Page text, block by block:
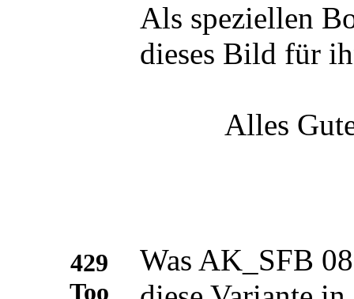
Als speziellen
dieses Bild für
Alles
Was AK_SFB